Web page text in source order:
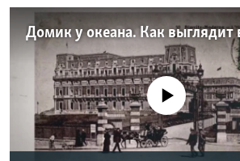
No media source currently